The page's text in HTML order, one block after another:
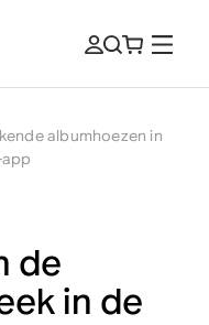
albumhoezen in
de
in de